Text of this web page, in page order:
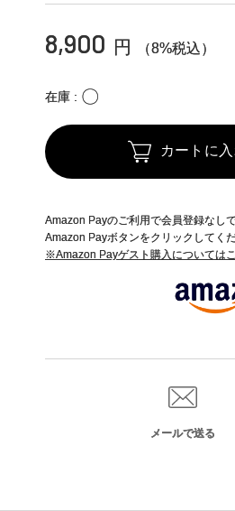
8,900 円 （8%税込）
在庫 〇
カートに
Amazon Payのご利用で会員登録なし
Amazon Payボタンをクリックしてくだ
※Amazon Payゲスト購入については
メールで送る